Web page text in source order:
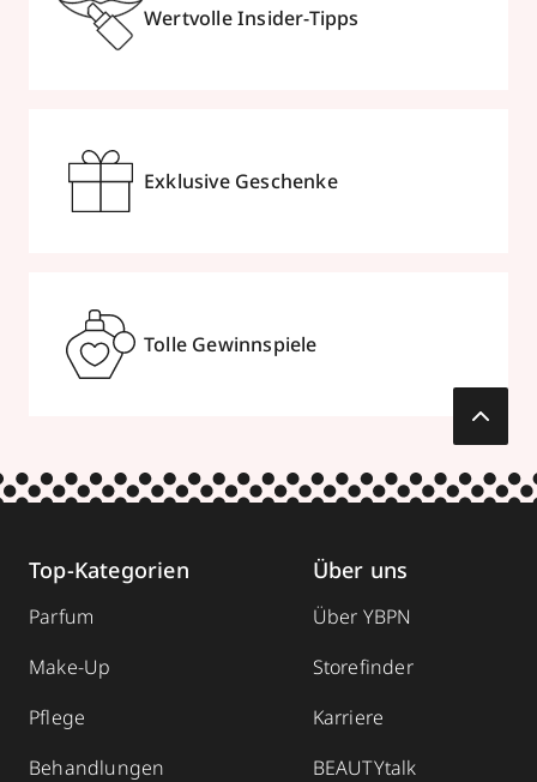
Wertvolle Insider-Tipps
Exklusive Geschenke
Tolle Gewinnspiele
Top-Kategorien
Parfum
Make-Up
Pflege
Behandlungen
Über uns
Über YBPN
Storefinder
Karriere
BEAUTYtalk